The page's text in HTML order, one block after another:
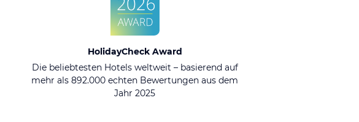
HolidayCheck Award
Die beliebtesten Hotels weltweit – basierend auf
mehr als 892.000 echten Bewertungen aus dem
Jahr 2025